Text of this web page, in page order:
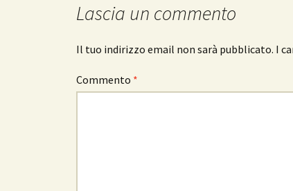
Lascia un commento
Il tuo indirizzo email non sarà pubblicato. I
Commento *